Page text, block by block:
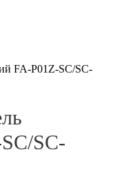
FA-P01Z-SC/SC-
SC-